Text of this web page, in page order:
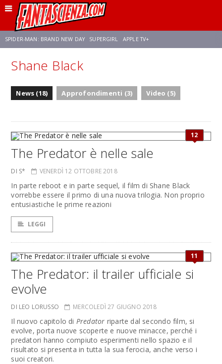
SPIDER-MAN: BRAND NEW DAY SUPERGIRL APPLE TV+
FRANCO RICCIARDIELLO ZENDAYA
Shane Black
News (18) Approfondimenti (3) Video (5)
12
The Predator è nelle sale
DI S* VENERDÌ 12 OTTOBRE 2018
In parte reboot e in parte sequel, il film di Shane Black
vorrebbe essere il primo di una nuova trilogia. Non proprio
entusiastiche le prime reazioni
LEGGI
11
The Predator: il trailer ufficiale si
evolve
DI LEO LORUSSO MERCOLEDÌ 27 GIUGNO 2018
Il nuovo capitolo di Predator riparte dal secondo film, si
evolve, porta nuove scoperte e nuove minacce, perché i
predatori hanno compiuto esperimenti nello spazio e il
risultato si presenta in tutta la sua ferocia, anche verso i
suoi creatori.